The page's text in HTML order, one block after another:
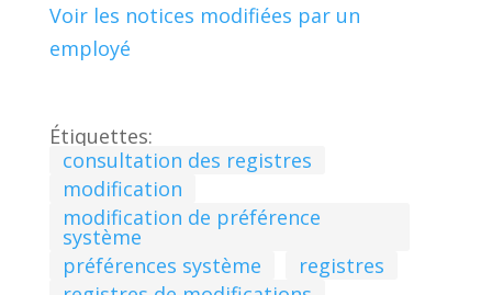
Voir les notices modifiées par un
employé
Étiquettes:
consultation des registres
modification
modification de préférence
système
préférences système
registres